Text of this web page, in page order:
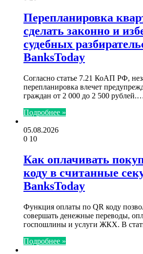
Перепланировка
сделать законно и
судебных
BanksToday
Согласно статье 7.21 КоАП РФ,
перепланировка влечет
граждан от 2 000 до 2 500
Подробнее »
05.08.2026
0 10
Как оплачивать
коду в считанные
BanksToday
Функция оплаты по QR коду
совершать денежные переводы,
госпошлины и услуги ЖКХ. В
Подробнее »